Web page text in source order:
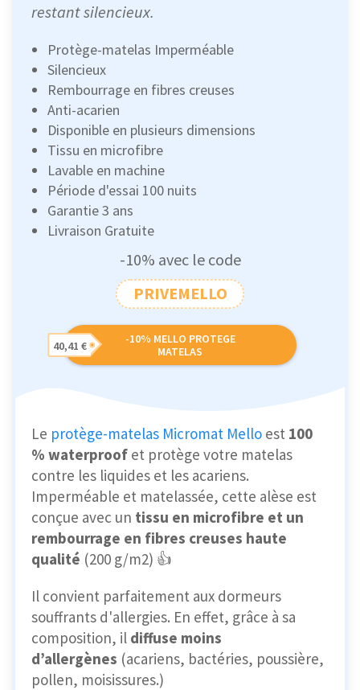
restant silencieux.
Protège-matelas Imperméable
Silencieux
Rembourrage en fibres creuses
Anti-acarien
Disponible en plusieurs dimensions
Tissu en microfibre
Lavable en machine
Période d'essai 100 nuits
Garantie 3 ans
Livraison Gratuite
-10% avec le code
PRIVEMELLO
-10% MELLO PROTEGE
MATELAS
40,41 €
Le protège-matelas Micromat Mello est 100
% waterproof et protège votre matelas
contre les liquides et les acariens.
Imperméable et matelassée, cette alèse est
conçue avec un tissu en microfibre et un
rembourrage en fibres creuses haute
qualité (200 g/m2) 👍
Il convient parfaitement aux dormeurs
souffrants d'allergies. En effet, grâce à sa
composition, il diffuse moins
d’allergènes (acariens, bactéries, poussière,
pollen, moisissures.)